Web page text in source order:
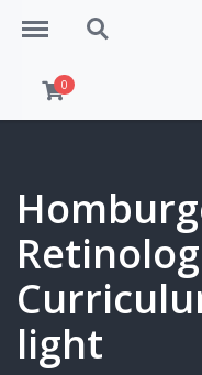
Menu Search
0
light